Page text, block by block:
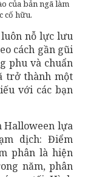
của bản ngã làm
cố hữu.
nỗ lực lưu
cách gần gũi
phu và chuẩn
trở thành một
với các bạn
Halloween lựa
dịch: Điểm
phân là hiện
năm, phân